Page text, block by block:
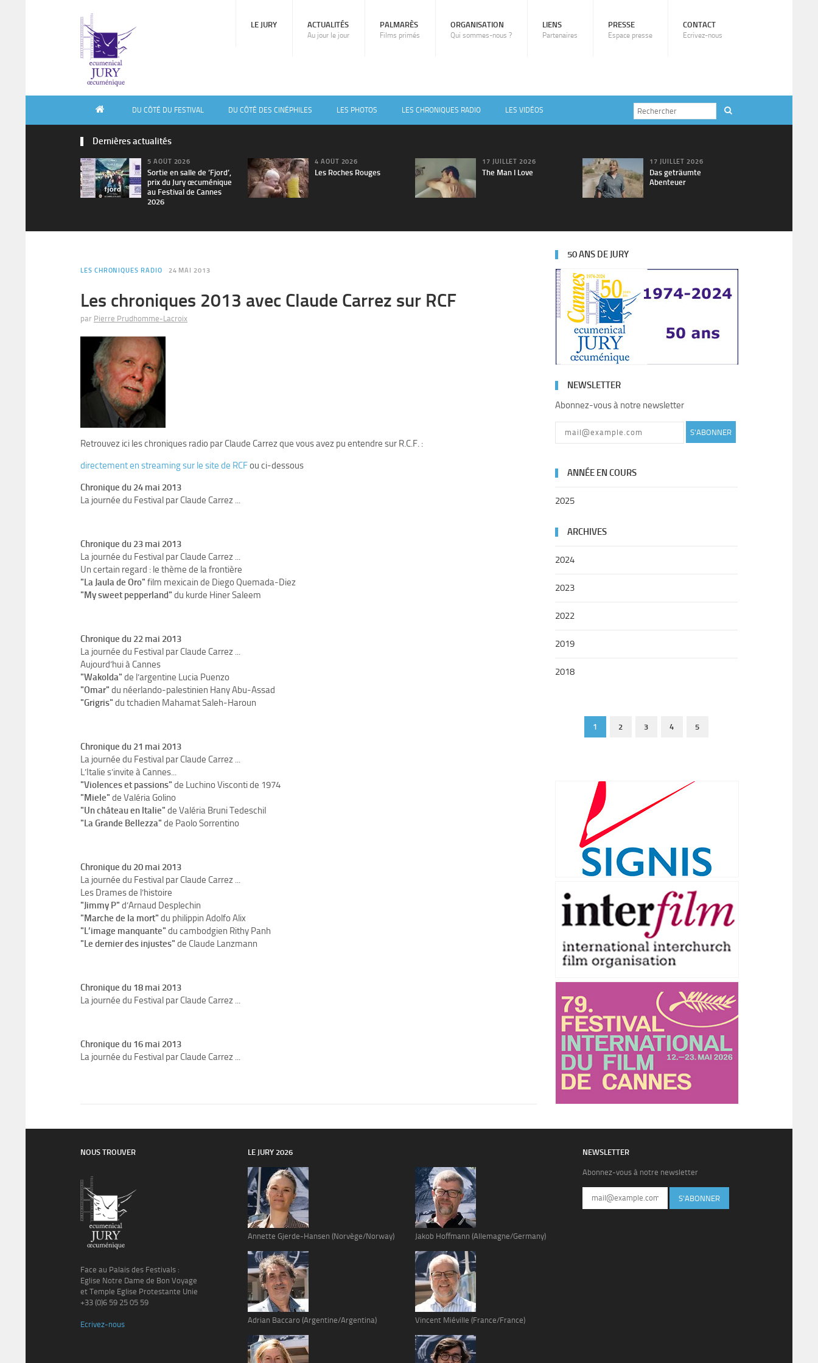
LE JURY ACTUALITÉS
Au jour le jour
PALMARÈS
Films primés
ORGANISATION
Qui sommes-nous ?
LIENS
Partenaires
PRESSE
Espace presse
CONTACT
Ecrivez-nous
DU CÔTÉ DU FESTIVAL DU CÔTÉ DES CINÉPHILES LES PHOTOS LES CHRONIQUES RADIO LES VIDÉOS
Dernières actualités
5 AOÛT 2026
Sortie en salle de ’Fjord’,
prix du Jury œcuménique
au Festival de Cannes
2026
4 AOÛT 2026
Les Roches Rouges
17 JUILLET 2026
The Man I Love
17 JUILLET 2026
Das geträumte
Abenteuer
LES CHRONIQUES RADIO 24 MAI 2013
Les chroniques 2013 avec Claude Carrez sur RCF
par Pierre Prudhomme-Lacroix
Retrouvez ici les chroniques radio par Claude Carrez que vous avez pu entendre sur R.C.F. :
directement en streaming sur le site de RCFou ci-dessous
Chronique du 24 mai 2013
La journée du Festival par Claude Carrez ...
Chronique du 23 mai 2013
La journée du Festival par Claude Carrez ...
Un certain regard : le thème de la frontière
"La Jaula de Oro" film mexicain de Diego Quemada-Diez
"My sweet pepperland" du kurde Hiner Saleem
Chronique du 22 mai 2013
La journée du Festival par Claude Carrez ...
Aujourd’hui à Cannes
"Wakolda" de l’argentine Lucia Puenzo
"Omar" du néerlando-palestinien Hany Abu-Assad
"Grigris" du tchadien Mahamat Saleh-Haroun
Chronique du 21 mai 2013
La journée du Festival par Claude Carrez ...
L’Italie s’invite à Cannes...
"Violences et passions" de Luchino Visconti de 1974
"Miele" de Valéria Golino
"Un château en Italie" de Valéria Bruni TedeschiI
"La Grande Bellezza" de Paolo Sorrentino
Chronique du 20 mai 2013
La journée du Festival par Claude Carrez ...
Les Drames de l’histoire
"Jimmy P" d’Arnaud Desplechin
"Marche de la mort" du philippin Adolfo Alix
"L’image manquante" du cambodgien Rithy Panh
"Le dernier des injustes" de Claude Lanzmann
Chronique du 18 mai 2013
La journée du Festival par Claude Carrez ...
Chronique du 16 mai 2013
La journée du Festival par Claude Carrez ...
50 ANS DE JURY
NEWSLETTER
Abonnez-vous à notre newsletter
S'ABONNER
ANNÉE EN COURS
2025
ARCHIVES
2024
2023
2022
2019
2018
1 2 3 4 5
NOUS TROUVER
Face au Palais des Festivals :
Eglise Notre Dame de Bon Voyage
et Temple Eglise Protestante Unie
+33 (0)6 59 25 05 59
Ecrivez-nous
LE JURY 2026
Annette Gjerde-Hansen (Norvège/Norway)
Adrian Baccaro (Argentine/Argentina)
Jakob Hoffmann (Allemagne/Germany)
Vincent Miéville (France/France)
NEWSLETTER
Abonnez-vous à notre newsletter
S'ABONNER